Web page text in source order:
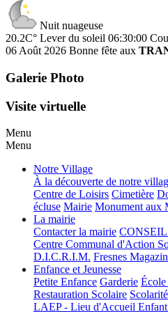
Nuit nuageuse
20.2C° Lever du soleil 06:30:00
06 Août 2026 Bonne fête aux
Galerie Photo
Visite virtuelle
Menu
Menu
Notre Village
À la découverte de notre
Centre de Loisirs Cimetière
écluse Mairie Monument aux
La mairie
Contacter la mairie
Centre Communal d'Action
D.I.C.R.I.M. Fresnes
Enfance et Jeunesse
Petite Enfance Garderie École
Restauration Scolaire Scolarité
LAEP - Lieu d'Accueil Enfant